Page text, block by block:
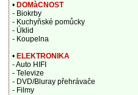
• DOMàCNOST
- Biokrby
- Kuchyňské pomůcky
- Úklid
- Koupelna
• ELEKTRONIKA
- Auto HIFI
- Televize
- DVD/Bluray přehrávače
- Filmy